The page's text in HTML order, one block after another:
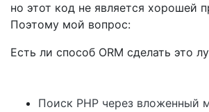
но этот код не является хорошей
Поэтому мой вопрос:
Есть ли способ ORM сделать это
Поиск PHP через вложенный